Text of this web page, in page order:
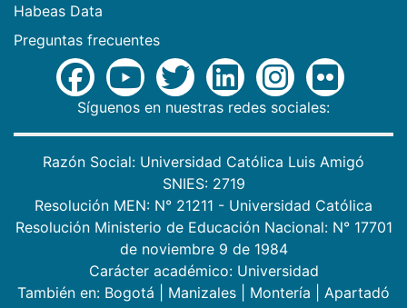
Habeas Data
Preguntas frecuentes
Síguenos en nuestras redes sociales:
Razón Social: Universidad Católica Luis Amigó
SNIES: 2719
Resolución MEN: N° 21211 - Universidad Católica
Resolución Ministerio de Educación Nacional: N° 17701
de noviembre 9 de 1984
Carácter académico: Universidad
También en: Bogotá Manizales Montería
Apartadó